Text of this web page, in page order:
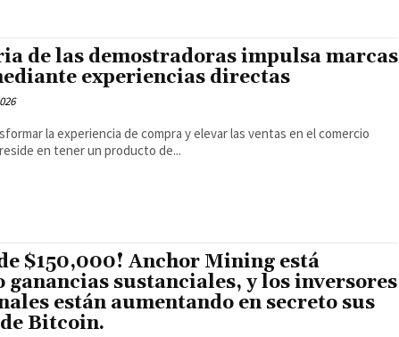
de las demostradoras impulsa marcas
experiencias directas
la experiencia de compra y elevar las ventas en el comercio
en tener un producto de...
$150,000! Anchor Mining está
ganancias sustanciales, y los inversores
están aumentando en secreto sus
Bitcoin.